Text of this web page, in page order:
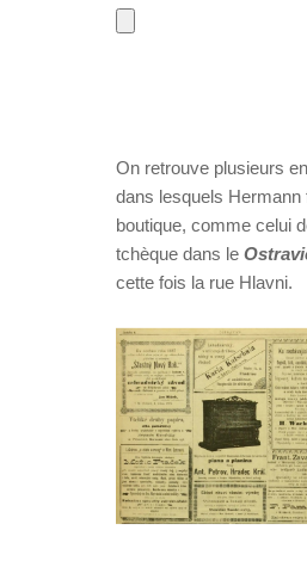
On retrouve plusieurs
dans lesquels
boutique, comme celui
tchèque dans le
cette fois la rue Hlavni.